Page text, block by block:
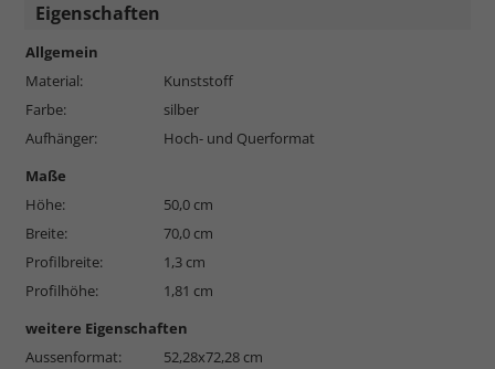
Eigenschaften
Allgemein
Material:
Kunststoff
Farbe:
silber
Aufhänger:
Hoch- und Querformat
Maße
Höhe:
50,0 cm
Breite:
70,0 cm
Profilbreite:
1,3 cm
Profilhöhe:
1,81 cm
weitere Eigenschaften
Aussenformat:
52,28x72,28 cm